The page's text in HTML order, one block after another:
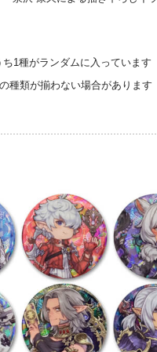
1種がランダムに入っています
種類が揃わない場合があります